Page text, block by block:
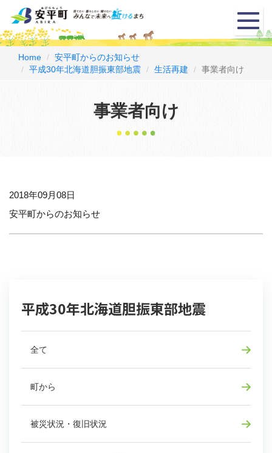
メ
ニ
ュ
Home
安平町からのお知らせ
平成30年北海道胆振東部地震
生活再建 事業者向け
事業者向け
2018年09月08日
安平町からのお知らせ
平成30年北海道胆振東部地震
全て
町から
被災状況・復旧状況